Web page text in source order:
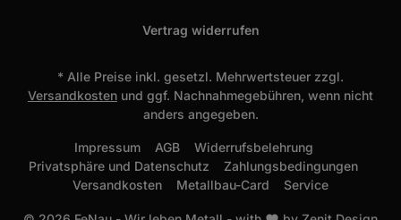
Vertrag widerrufen
* Alle Preise inkl. gesetzl. Mehrwertsteuer zzgl.
Versandkosten und ggf. Nachnahmegebühren, wenn nicht
anders angegeben.
Impressum AGB
Widerrufsbelehrung
Privatsphäre und Datenschutz
Zahlungsbedingungen
Versandkosten
Metallbau-Card Service